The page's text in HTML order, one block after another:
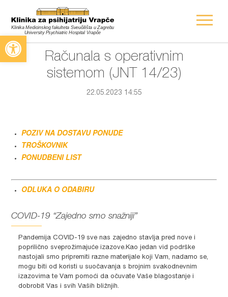
Open toolbar
Računala s operativnim
sistemom (JNT 14/23)
22.05.2023 14:55
POZIV NA DOSTAVU PONUDE
TROŠKOVNIK
PONUDBENI LIST
ODLUKA O ODABIRU
COVID-19 “Zajedno smo snažniji”
Pandemija COVID-19 sve nas zajedno stavlja pred nove i
poprilično sveprožimajuće izazove.Kao jedan vid podrške
nastojali smo pripremiti razne materijale koji Vam, nadamo se,
mogu biti od koristi u suočavanja s brojnim svakodnevnim
izazovima te Vam pomoći da očuvate Vaše blagostanje i
dobrobit Vas i svih Vaših bližnjih.